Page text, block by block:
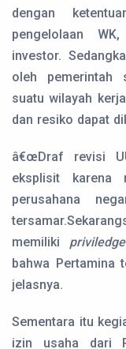
dengan
pengelolaan
investor.
oleh pemerintah
suatu wilayah
dan resiko dapat
â€œDraf revisi
eksplisit karena
perusahana
memiliki priviledge
bahwa Pertamina
jelasnya.
Sementara itu
izin usaha dari